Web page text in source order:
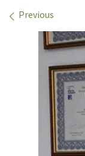
Images
Previous